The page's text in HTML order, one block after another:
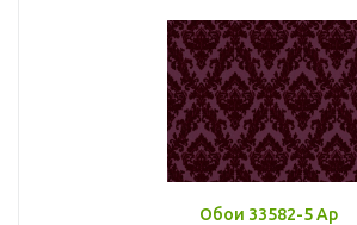
Обои 33582-5 Ap